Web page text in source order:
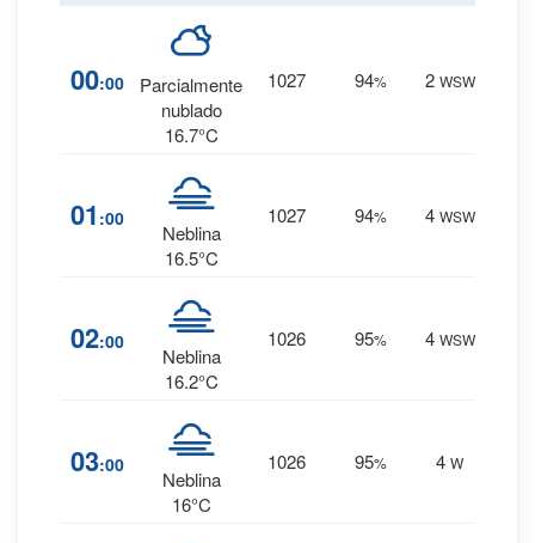
00:00
Parcialmente
nublado
16.7°C
1027 94% 2 WSW
01 :00
Neblina
16.5°C
1027 94% 4 WSW
02:00
Neblina
16.2°C
1026 95% 4 WSW
03:00
Neblina
16°C
1026 95% 4 W